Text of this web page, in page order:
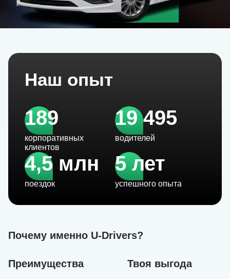
Наш опыт
189
корпоративных
клиентов
19 495
водителей
4,5 млн
поездок
5 лет
успешного опыта
Почему именно U-Drivers?
Преимущества Твоя выгода